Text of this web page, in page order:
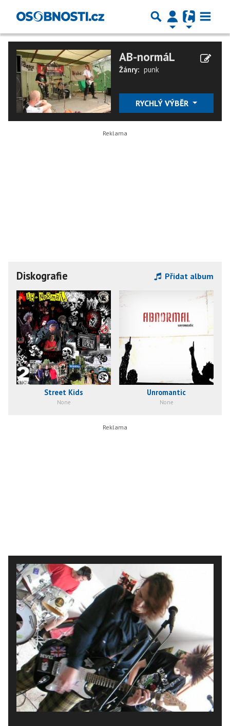
AB-normáL
Žánry: punk
RYCHLÝ VÝBĚR
Diskografie Přidat album
Street Kids
None
Unromantic
None